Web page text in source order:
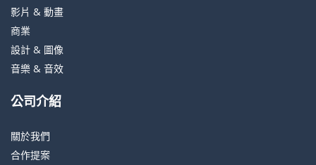
影片 & 動畫
商業
設計 & 圖像
音樂 & 音效
公司介紹
關於我們
合作提案